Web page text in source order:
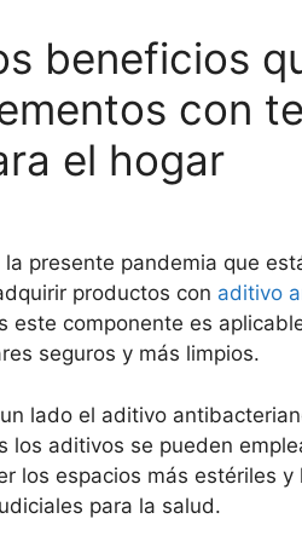
beneficios
con
el hogar
la presente pandemia que
productos con aditivo
este componente es
seguros y más limpios.
lado el aditivo
los aditivos se pueden
los espacios más estériles
para la salud.